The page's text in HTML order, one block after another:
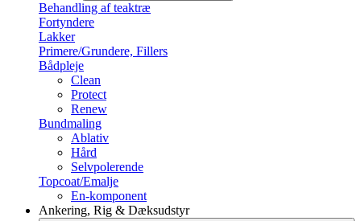
Behandling af teaktræ
Fortyndere
Lakker
Primere/Grundere, Fillers
Bådpleje
Clean
Protect
Renew
Bundmaling
Ablativ
Hård
Selvpolerende
Topcoat/Emalje
En-komponent
Ankering, Rig & Dæksudstyr